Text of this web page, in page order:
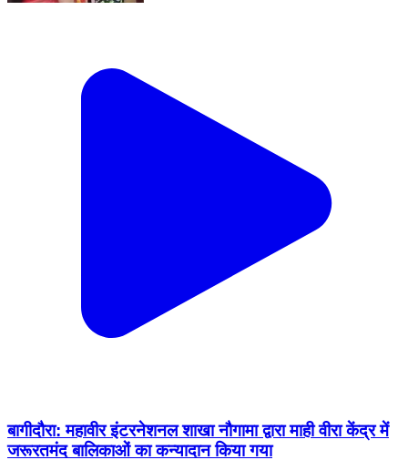
बागीदौरा: महावीर इंटरनेशनल शाखा नौगामा द्वारा माही वीरा केंद्र में
जरूरतमंद बालिकाओं का कन्यादान किया गया